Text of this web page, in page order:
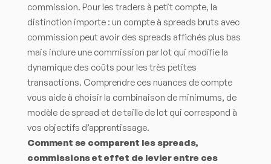
commission. Pour les traders à petit compte, la
distinction importe : un compte à spreads bruts avec
commission peut avoir des spreads affichés plus bas
mais inclure une commission par lot qui modifie la
dynamique des coûts pour les très petites
transactions. Comprendre ces nuances de compte
vous aide à choisir la combinaison de minimums, de
modèle de spread et de taille de lot qui correspond à
vos objectifs d’apprentissage.
Comment se comparent les spreads,
commissions et effet de levier entre ces